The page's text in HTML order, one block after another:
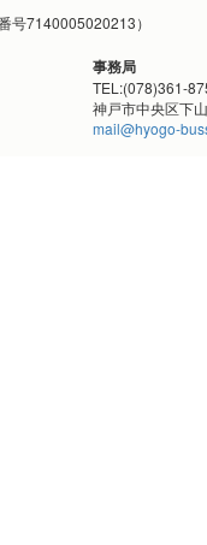
号7140005020213）
事務局
TEL:(078)361-
神戸市中央区下
mail@hyogo-